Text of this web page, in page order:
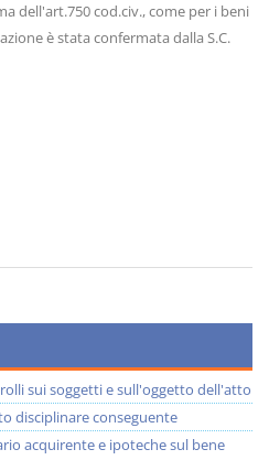
dell'art.750 cod.civ., come per i beni
è stata confermata dalla S.C.
sui soggetti e sull'oggetto dell'atto
disciplinare conseguente
acquirente e ipoteche sul bene